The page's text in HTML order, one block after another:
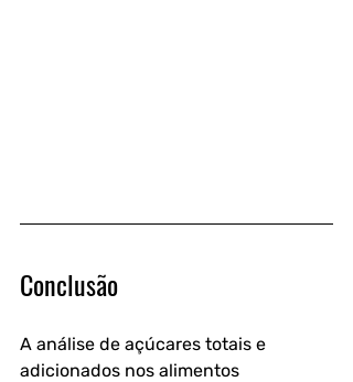
Conclusão
A análise de açúcares totais e
adicionados nos alimentos